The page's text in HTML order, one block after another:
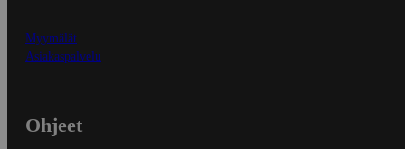
Myymälät
Asiakaspalvelu
Ohjeet